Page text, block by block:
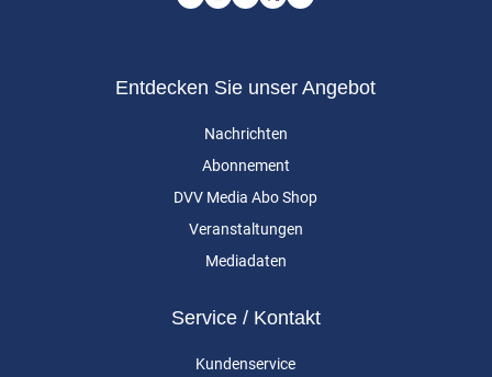
Entdecken Sie unser Angebot
Nachrichten
Abonnement
DVV Media Abo Shop
Veranstaltungen
Mediadaten
Service / Kontakt
Kundenservice